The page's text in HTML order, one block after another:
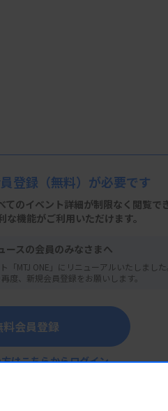
登録 （無料）が必要です
のイベント詳細が制限なく閲覧でき
な機能がご利用いただけます。
ースの会員のみなさまへ
「MTJ ONE」にリニューアルいたしました
度、新規会員登録をお願いします。
料会員登録
はこちらからログイン